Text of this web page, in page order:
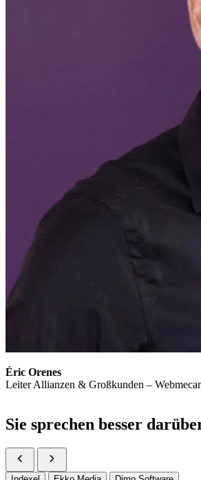
Éric Orenes
Leiter Allianzen & Großkunden –
Sie sprechen besser